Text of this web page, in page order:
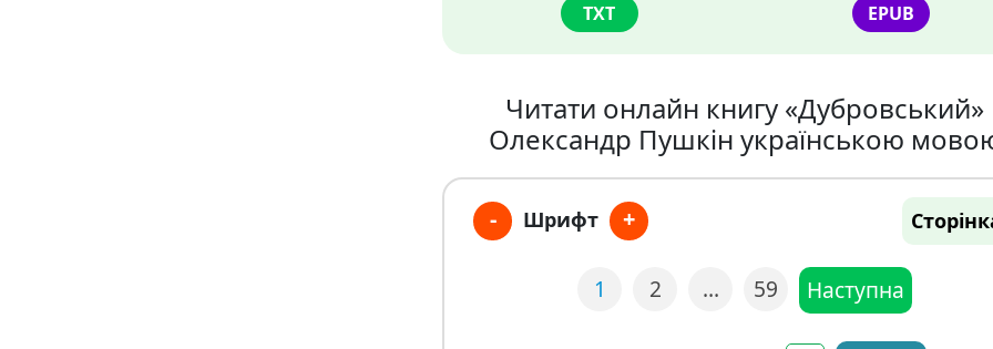
TXT EPUB
Читати онлайн книгу «Дубровський»
Олександр Пушкін українською
- Шрифт +
1 2 … 59 Наступна